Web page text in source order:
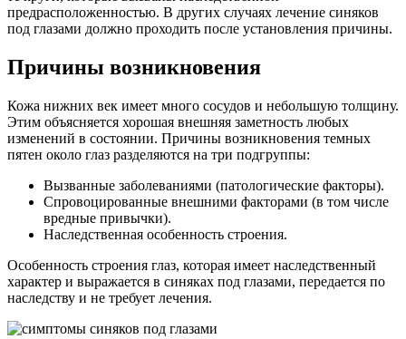
предрасположенностью. В других случаях лечение синяков
под глазами должно проходить после установления причины.
Причины возникновения
Кожа нижних век имеет много сосудов и небольшую толщину.
Этим объясняется хорошая внешняя заметность любых
изменений в состоянии. Причины возникновения темных
пятен около глаз разделяются на три подгруппы:
Вызванные заболеваниями (патологические факторы).
Спровоцированные внешними факторами (в том числе
вредные привычки).
Наследственная особенность строения.
Особенность строения глаз, которая имеет наследственный
характер и выражается в синяках под глазами, передается по
наследству и не требует лечения.